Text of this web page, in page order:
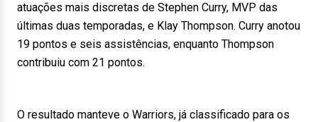
atuações mais discretas de Stephen Curry, MVP das
últimas duas temporadas, e Klay Thompson. Curry anotou
19 pontos e seis assistências, enquanto Thompson
contribuiu com 21 pontos.
O resultado manteve o Warriors, já classificado para os